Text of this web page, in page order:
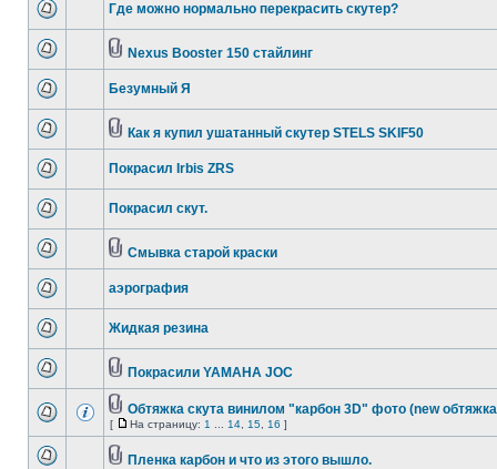
Где можно нормально перекрасить скутер?
Nexus Booster 150 стайлинг
Безумный Я
Как я купил ушатанный скутер STELS SKIF50
Покрасил Irbis ZRS
Покрасил скут.
Смывка старой краски
аэрография
Жидкая резина
Покрасили YAMAHA JOC
Обтяжка скута винилом "карбон 3D" фото (new
[ На страницу: 1 14 15 16 ]
Пленка карбон и что из этого вышло.